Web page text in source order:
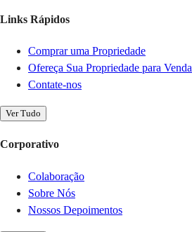
Links Rápidos
Comprar uma Propriedade
Ofereça Sua Propriedade para Venda
Contate-nos
Ver Tudo
Corporativo
Colaboração
Sobre Nós
Nossos Depoimentos